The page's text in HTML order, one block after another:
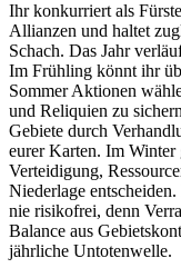
Ihr konkurriert als
Allianzen und haltet
Schach. Das Jahr
Im Frühling könnt ihr
Sommer Aktionen
und Reliquien zu
Gebiete durch
eurer Karten. Im
Verteidigung,
Niederlage
nie risikofrei, denn
Balance aus
jährliche Untotenwelle.